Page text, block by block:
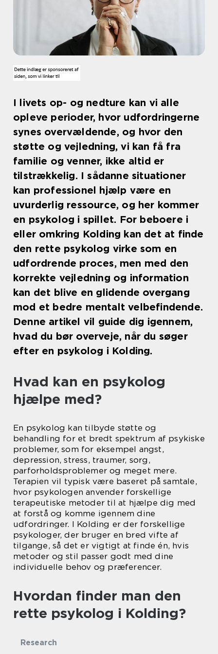
I livets op- og nedture kan vi alle
opleve perioder, hvor udfordringerne
synes overvældende, og hvor den
støtte og vejledning, vi kan få fra
familie og venner, ikke altid er
tilstrækkelig. I sådanne situationer
kan professionel hjælp være en
uvurderlig ressource, og her kommer
en psykolog i spillet. For beboere i
eller omkring Kolding kan det at finde
den rette psykolog virke som en
udfordrende proces, men med den
korrekte vejledning og information
kan det blive en glidende overgang
mod et bedre mentalt velbefindende.
Denne artikel vil guide dig igennem,
hvad du bør overveje, når du søger
efter en psykolog i Kolding.
Hvad kan en psykolog
hjælpe med?
En psykolog kan tilbyde støtte og
behandling for et bredt spektrum af psykiske
problemer, som for eksempel angst,
depression, stress, traumer, sorg,
parforholdsproblemer og meget mere.
Terapien vil typisk være baseret på samtale,
hvor psykologen anvender forskellige
terapeutiske metoder til at hjælpe dig med
at forstå og komme igennem dine
udfordringer. I Kolding er der forskellige
psykologer, der bruger en bred vifte af
tilgange, så det er vigtigt at finde én, hvis
metoder og stil passer godt med dine
individuelle behov og præferencer.
Hvordan finder man den
rette psykolog i Kolding?
Research